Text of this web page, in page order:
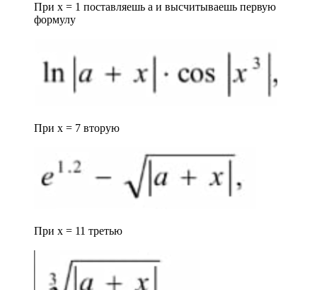
При x = 1 поставляешь а и высчитываешь первую
формулу
При x = 7 вторую
При x = 11 третью